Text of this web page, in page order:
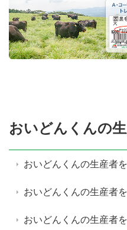
おいどんくんの
おいどんくんの生産者
おいどんくんの生産者
おいどんくんの生産者